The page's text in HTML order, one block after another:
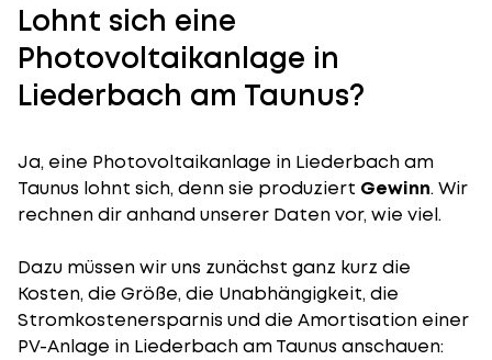
Lohnt sich eine
Photovoltaikanlage in
Liederbach am Taunus?
Ja, eine Photovoltaikanlage in Liederbach am
Taunus lohnt sich, denn sie produziert Gewinn. Wir
rechnen dir anhand unserer Daten vor, wie viel.
Dazu müssen wir uns zunächst ganz kurz die
Kosten, die Größe, die Unabhängigkeit, die
Stromkostenersparnis und die Amortisation einer
PV-Anlage in Liederbach am Taunus anschauen: